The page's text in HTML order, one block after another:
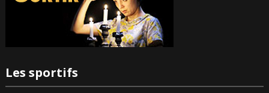
Les sportifs